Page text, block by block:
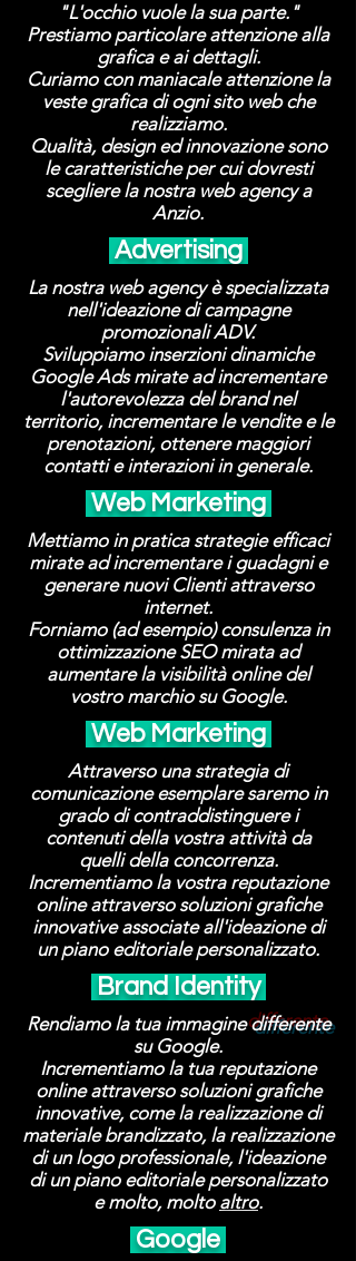
"L'occhio vuole la sua parte."
Prestiamo particolare attenzione alla
grafica e ai dettagli.
Curiamo con maniacale attenzione la
veste grafica di ogni sito web che
realizziamo.
Qualità, design ed innovazione sono
le caratteristiche per cui dovresti
scegliere la nostra web agency a
Anzio.
Advertising
La nostra web agency è specializzata
nell'ideazione di campagne
promozionali ADV.
Sviluppiamo inserzioni dinamiche
Google Ads mirate ad incrementare
l'autorevolezza del brand nel
territorio, incrementare le vendite e le
prenotazioni, ottenere maggiori
contatti e interazioni in generale.
Web Marketing
Mettiamo in pratica strategie efficaci
mirate ad incrementare i guadagni e
generare nuovi Clienti attraverso
internet.
Forniamo (ad esempio) consulenza in
ottimizzazione SEO mirata ad
aumentare la visibilità online del
vostro marchio su Google.
Web Marketing
Attraverso una strategia di
comunicazione esemplare saremo in
grado di contraddistinguere i
contenuti della vostra attività da
quelli della concorrenza.
Incrementiamo la vostra reputazione
online attraverso soluzioni grafiche
innovative associate all'ideazione di
un piano editoriale personalizzato.
Brand Identity
Rendiamo la tua immaginedifferente
su Google.
Incrementiamo la tua reputazione
online attraverso soluzioni grafiche
innovative, come la realizzazione di
materiale brandizzato, la realizzazione
di un logo professionale, l'ideazione
di un piano editoriale personalizzato
e molto, molto altro.
Google